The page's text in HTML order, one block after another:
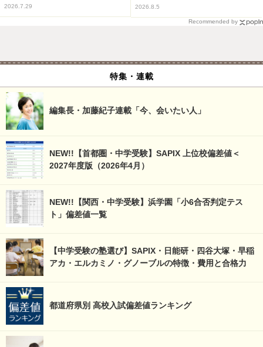
2026.7.29 2026.8.5
Recommended by
特集・連載
編集長・加藤紀子連載「今、会いたい人」
NEW!!【首都圏・中学受験】SAPIX 上位校偏差値＜
2027年度版（2026年4月）
NEW!!【関西・中学受験】浜学園「小6合否判定テス
ト」偏差値一覧
【中学受験の塾選び】SAPIX・日能研・四谷大塚・早稲
アカ・エルカミノ・グノーブルの特徴・費用と合格力
都道府県別 高校入試偏差値ランキング